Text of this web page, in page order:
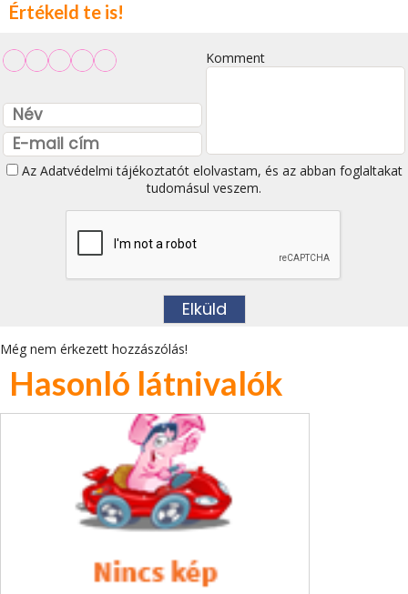
Értékeld te is!
Komment
Az Adatvédelmi tájékoztatótelolvastam, és az abban foglaltakat
tudomásul veszem.
Még nem érkezett hozzászólás!
Hasonló látnivalók